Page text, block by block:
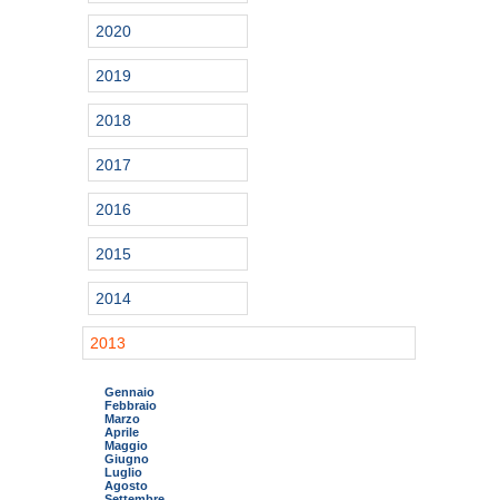
2020
2019
2018
2017
2016
2015
2014
2013
Gennaio
Febbraio
Marzo
Aprile
Maggio
Giugno
Luglio
Agosto